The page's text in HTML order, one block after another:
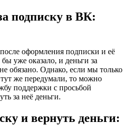
подписку в ВК:
оформления подписки и её
уже оказало, и деньги за
обязано. Однако, если мы только
же передумали, то можно
поддержки с просьбой
за неё деньги.
и вернуть деньги: